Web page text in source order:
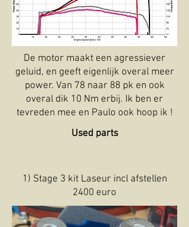
De motor maakt een agressiever
geluid, en geeft eigenlijk overal meer
power. Van 78 naar 88 pk en ook
overal dik 10 Nm erbij. Ik ben er
tevreden mee en Paulo ook hoop ik !
Used parts
1) Stage 3 kit Laseur incl afstellen
2400 euro